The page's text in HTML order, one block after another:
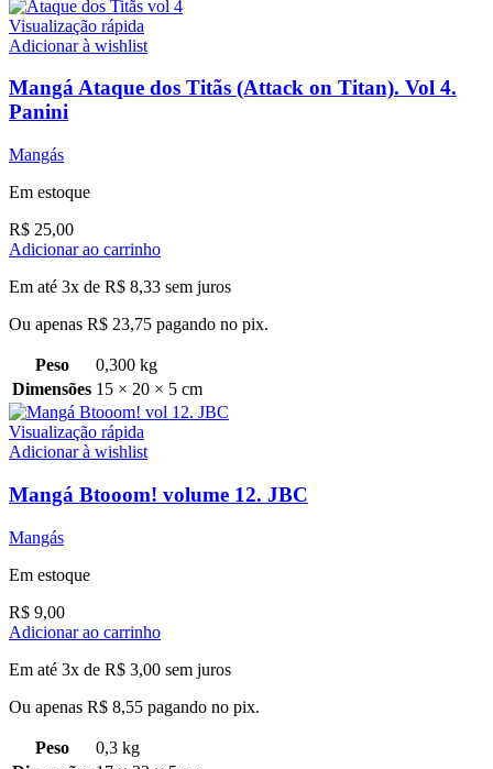
Visualização rápida
Adicionar à wishlist
Mangá Ataque dos Titãs (Attack on Titan). Vol 4.
Panini
Mangás
Em estoque
R$ 25,00
Adicionar ao carrinho
Em até 3x de R$ 8,33 sem juros
Ou apenas R$ 23,75 pagando no pix.
Peso
0,300 kg
Dimensões 15 × 20 × 5 cm
Visualização rápida
Adicionar à wishlist
Mangá Btooom! volume 12. JBC
Mangás
Em estoque
R$ 9,00
Adicionar ao carrinho
Em até 3x de R$ 3,00 sem juros
Ou apenas R$ 8,55 pagando no pix.
Peso
0,3 kg